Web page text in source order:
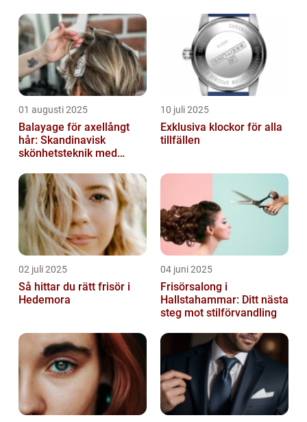
01 augusti 2025
Balayage för axellångt
hår: Skandinavisk
skönhetsteknik med
10 juli 2025
Exklusiva klockor för alla
tillfällen
02 juli 2025
Så hittar du rätt frisör i
Hedemora
04 juni 2025
Frisörsalong i
Hallstahammar: Ditt nästa
steg mot stilförvandling